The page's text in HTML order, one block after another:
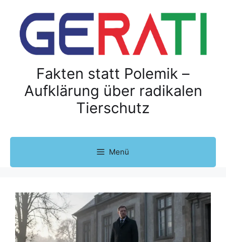
Fakten statt Polemik –
Aufklärung über radikalen
Tierschutz
Menü